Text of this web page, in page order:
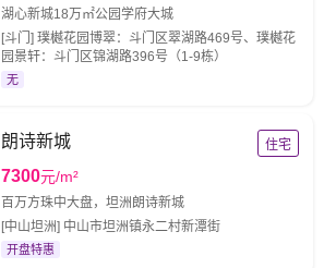
湖心新城18万㎡公园学府大城
[斗门] 璞樾花园博翠：斗门区翠湖路469号、璞樾花
园景轩：斗门区锦湖路396号（1-9栋）
无
朗诗新城 住宅
7300元/m²
百万方珠中大盘，坦洲朗诗新城
[中山坦洲] 中山市坦洲镇永二村新潭街
开盘特惠